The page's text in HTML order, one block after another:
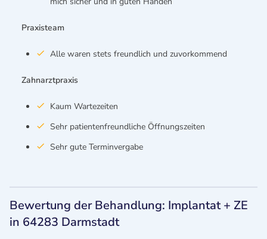
Praxisteam
Alle waren stets freundlich und zuvorkommend
Zahnarztpraxis
Kaum Wartezeiten
Sehr patientenfreundliche Öffnungszeiten
Sehr gute Terminvergabe
Bewertung der Behandlung: Implantat + ZE
in 64283 Darmstadt